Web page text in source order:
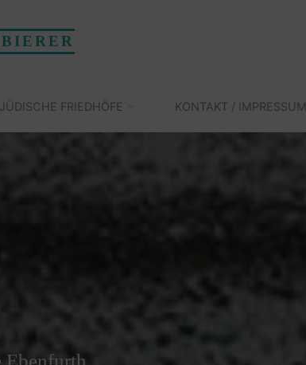
JÜDISCHE FRIEDHÖFE KONTAKT / IMPRESSUM
Ebenfurth